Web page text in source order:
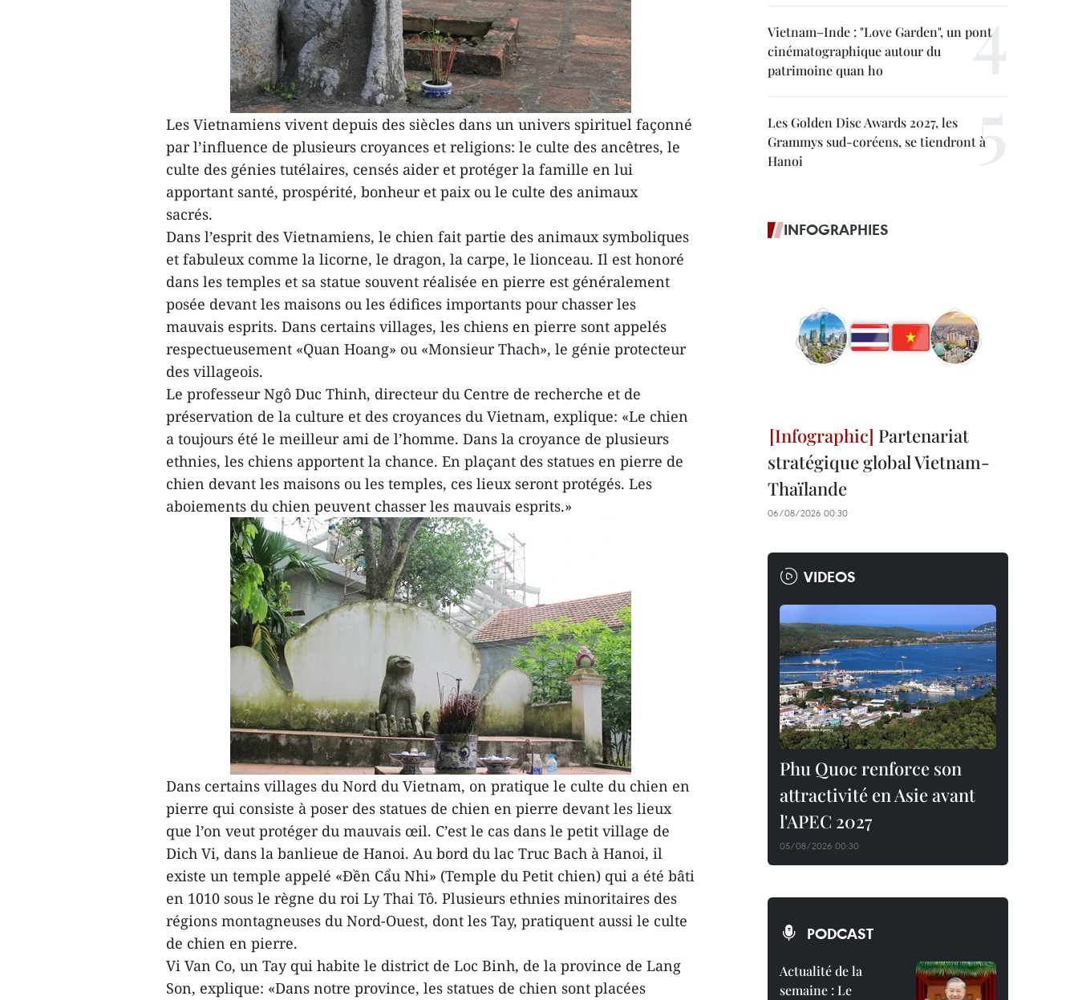
Les Vietnamiens vivent depuis des siècles dans un univers spirituel façonné
par l’influence de plusieurs croyances et religions: le culte des ancêtres, le
culte des génies tutélaires, censés aider et protéger la famille en lui
apportant santé, prospérité, bonheur et paix ou le culte des animaux
sacrés.
Dans l’esprit des Vietnamiens, le chien fait partie des animaux symboliques
et fabuleux comme la licorne, le dragon, la carpe, le lionceau. Il est honoré
dans les temples et sa statue souvent réalisée en pierre est généralement
posée devant les maisons ou les édifices importants pour chasser les
mauvais esprits. Dans certains villages, les chiens en pierre sont appelés
respectueusement «Quan Hoang» ou «Monsieur Thach», le génie protecteur
des villageois.
Le professeur Ngô Duc Thinh, directeur du Centre de recherche et de
préservation de la culture et des croyances du Vietnam, explique: «Le chien
a toujours été le meilleur ami de l’homme. Dans la croyance de plusieurs
ethnies, les chiens apportent la chance. En plaçant des statues en pierre de
chien devant les maisons ou les temples, ces lieux seront protégés. Les
aboiements du chien peuvent chasser les mauvais esprits.»
Dans certains villages du Nord du Vietnam, on pratique le culte du chien en
pierre qui consiste à poser des statues de chien en pierre devant les lieux
que l’on veut protéger du mauvais œil. C’est le cas dans le petit village de
Dich Vi, dans la banlieue de Hanoi. Au bord du lac Truc Bach à Hanoi, il
existe un temple appelé «Đền Cẩu Nhi» (Temple du Petit chien) qui a été bâti
en 1010 sous le règne du roi Ly Thai Tô. Plusieurs ethnies minoritaires des
régions montagneuses du Nord-Ouest, dont les Tay, pratiquent aussi le culte
de chien en pierre.
Vi Van Co, un Tay qui habite le district de Loc Binh, de la province de Lang
Son, explique: «Dans notre province, les statues de chien sont placées
Vietnam–Inde : "Love Garden", un pont
cinématographique autour du
patrimoine quan ho
Les Golden Disc Awards 2027, les
Grammys sud-coréens, se tiendront à
Hanoi
INFOGRAPHIES
Partenariat
stratégique global Vietnam-
Thaïlande
06/08/2026 00:30
VIDEOS
Phu Quoc renforce son
attractivité en Asie avant
l'APEC 2027
05/08/2026 00:30
PODCAST
Actualité de la
semaine : Le